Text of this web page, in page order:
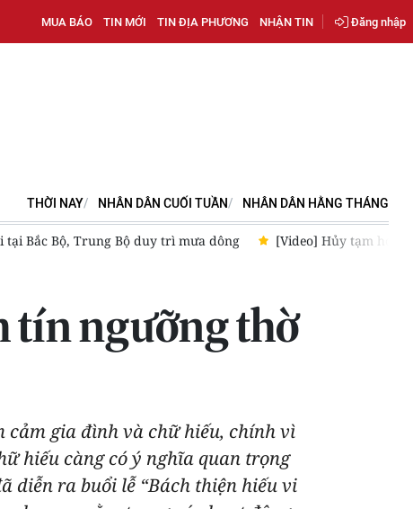
MUA BÁO TIN MỚI TIN ĐỊA PHƯƠNG NHẬN TIN Đăng nhập
THỜI NAY NHÂN DÂN CUỐI TUẦN NHÂN DÂN HẰNG THÁNG
tạm hoãn xuất cảnh ngay khi đủ điều kiện [Video] Sắp xếp
tín ngưỡng thờ
cảm gia đình và chữ hiếu, chính vì
hiếu càng có ý nghĩa quan trọng
diễn ra buổi lễ “Bách thiện hiếu vi